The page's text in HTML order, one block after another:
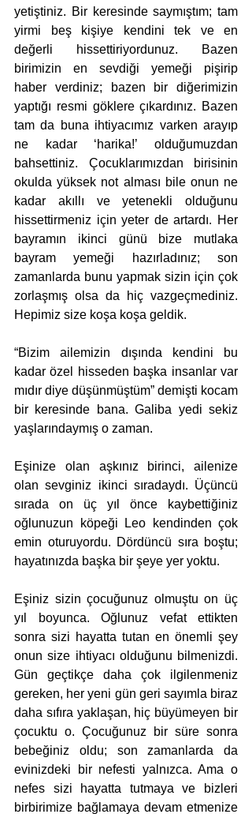
yetiştiniz. Bir keresinde saymıştım; tam
yirmi beş kişiye kendini tek ve en
değerli hissettiriyordunuz. Bazen
birimizin en sevdiği yemeği pişirip
haber verdiniz; bazen bir diğerimizin
yaptığı resmi göklere çıkardınız. Bazen
tam da buna ihtiyacımız varken arayıp
ne kadar ‘harika!’ olduğumuzdan
bahsettiniz. Çocuklarımızdan birisinin
okulda yüksek not alması bile onun ne
kadar akıllı ve yetenekli olduğunu
hissettirmeniz için yeter de artardı. Her
bayramın ikinci günü bize mutlaka
bayram yemeği hazırladınız; son
zamanlarda bunu yapmak sizin için çok
zorlaşmış olsa da hiç vazgeçmediniz.
Hepimiz size koşa koşa geldik.
“Bizim ailemizin dışında kendini bu
kadar özel hisseden başka insanlar var
mıdır diye düşünmüştüm” demişti kocam
bir keresinde bana. Galiba yedi sekiz
yaşlarındaymış o zaman.
Eşinize olan aşkınız birinci, ailenize
olan sevginiz ikinci sıradaydı. Üçüncü
sırada on üç yıl önce kaybettiğiniz
oğlunuzun köpeği Leo kendinden çok
emin oturuyordu. Dördüncü sıra boştu;
hayatınızda başka bir şeye yer yoktu.
Eşiniz sizin çocuğunuz olmuştu on üç
yıl boyunca. Oğlunuz vefat ettikten
sonra sizi hayatta tutan en önemli şey
onun size ihtiyacı olduğunu bilmenizdi.
Gün geçtikçe daha çok ilgilenmeniz
gereken, her yeni gün geri sayımla biraz
daha sıfıra yaklaşan, hiç büyümeyen bir
çocuktu o. Çocuğunuz bir süre sonra
bebeğiniz oldu; son zamanlarda da
evinizdeki bir nefesti yalnızca. Ama o
nefes sizi hayatta tutmaya ve bizleri
birbirimize bağlamaya devam etmenize